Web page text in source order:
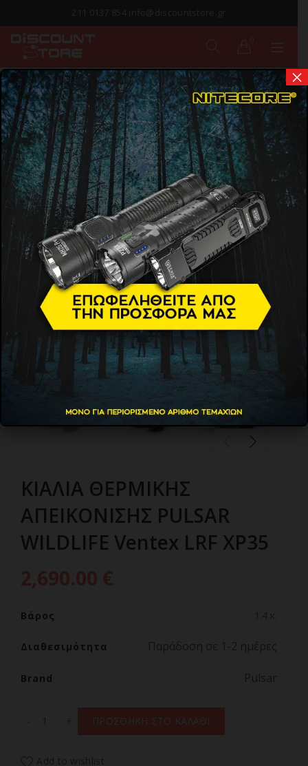
ΠΑΡΑΔΟΣΗ ΣΕ
1-2 ΗΜΕΡΕΣ
ΚΙΑΛΙΑ ΘΕΡΜΙΚΗΣ
ΑΠΕΙΚΟΝΙΣΗΣ PULSAR
WILDLIFE Ventex LRF XP35
Βάρος
Διαθεσιμότητα
Brand
×